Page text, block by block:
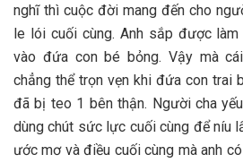
nghĩ thì cuộc đời mang đến cho
le lói cuối cùng. Anh sắp được
vào đứa con bé bỏng. Vậy mà
chẳng thể trọn vẹn khi đứa con trai
đã bị teo 1 bên thận. Người cha
dùng chút sức lực cuối cùng để níu
ước mơ và điều cuối cùng mà anh